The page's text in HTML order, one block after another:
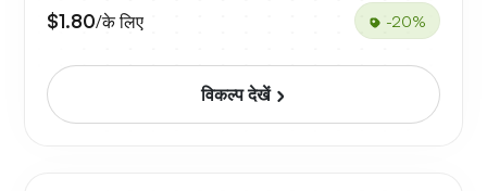
$1.80/के लिए -20%
विकल्प देखें